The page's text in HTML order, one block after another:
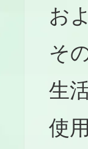
お
そ
生
使